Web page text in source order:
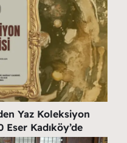
Yaz Koleksiyon
Eser Kadıköy’de